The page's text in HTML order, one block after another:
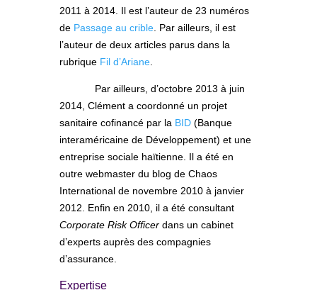
2011 à 2014. Il est l’auteur de 23 numéros
de Passage au crible . Par ailleurs, il est
l’auteur de deux articles parus dans la
rubrique Fil d’Ariane
Par ailleurs, d’octobre 2013 à juin
2014, Clément a coordonné un projet
sanitaire cofinancé par la BID (Banque
interaméricaine de Développement) et une
entreprise sociale haïtienne. Il a été en
outre webmaster du blog de Chaos
International de novembre 2010 à janvier
2012. Enfin en 2010, il a été consultant
Corporate Risk Officer dans un cabinet
d’experts auprès des compagnies
d’assurance.
Expertise